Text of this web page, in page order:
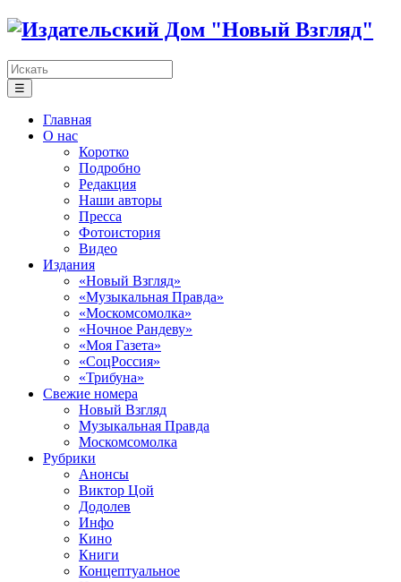
☰
Главная
О нас
Коротко
Подробно
Редакция
Наши авторы
Пресса
Фотоистория
Видео
Издания
«Новый Взгляд»
«Музыкальная Правда»
«Москомсомолка»
«Ночное Рандеву»
«Моя Газета»
«СоцРоссия»
«Трибуна»
Свежие номера
Новый Взгляд
Музыкальная Правда
Москомсомолка
Рубрики
Анонсы
Виктор Цой
Додолев
Инфо
Кино
Книги
Концептуальное